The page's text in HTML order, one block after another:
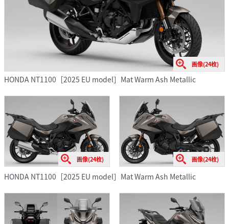
画像(24枚)
HONDA NT1100［2025 EU model］Mat Warm Ash Metallic
画像(24枚) 画像(24枚)
HONDA NT1100［2025 EU model］Mat Warm Ash Metallic